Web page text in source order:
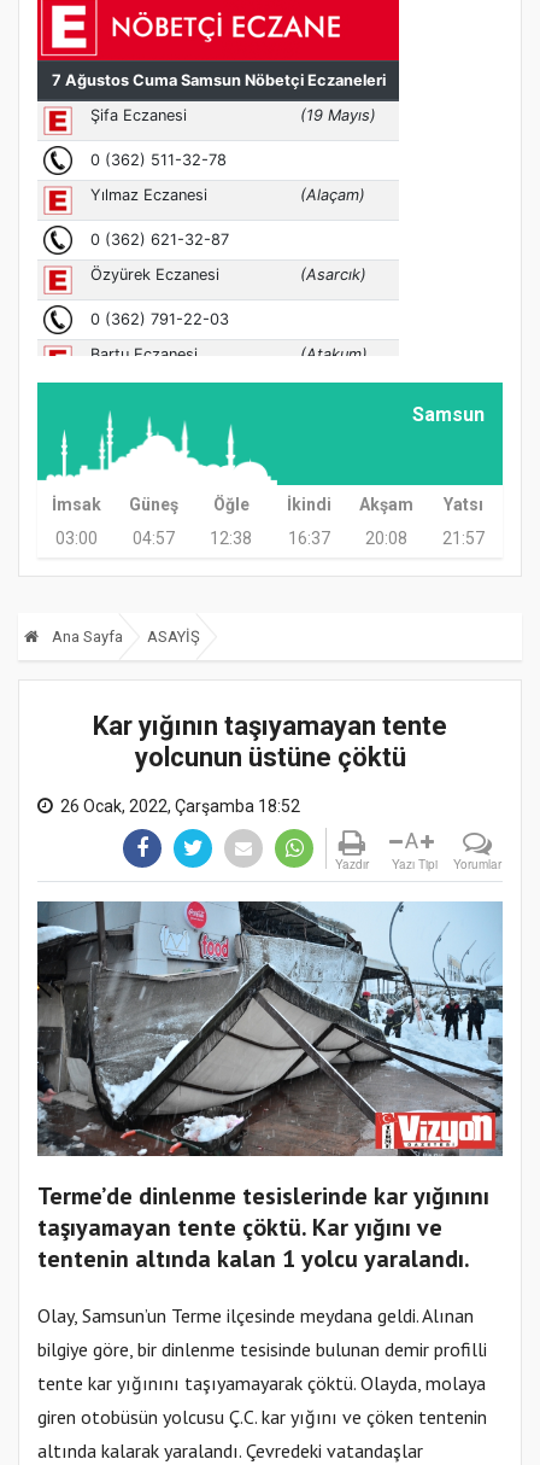
Samsun
İmsak Güneş Öğle İkindi Akşam
Yatsı
03:00
04:57 12:38 16:37 20:08 21:57
Ana Sayfa ASAYİŞ
Kar yığının taşıyamayan tente
yolcunun üstüne çöktü
26 Ocak, 2022, Çarşamba 18:52
Yazdır
A
Yazı Tipi Yorumlar
Terme’de dinlenme tesislerinde kar yığınını
taşıyamayan tente çöktü. Kar yığını ve
tentenin altında kalan 1 yolcu yaralandı.
Olay, Samsun’un Terme ilçesinde meydana geldi. Alınan
bilgiye göre, bir dinlenme tesisinde bulunan demir profilli
tente kar yığınını taşıyamayarak çöktü. Olayda, molaya
giren otobüsün yolcusu Ç.C. kar yığını ve çöken tentenin
altında kalarak yaralandı. Çevredeki vatandaşlar